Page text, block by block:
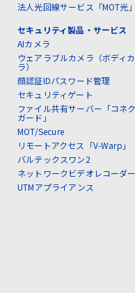
法人光回線サービス「MOT光」
セキュリティ製品・サービス
AIカメラ
ウェアラブルカメラ（ボディ
ラ）
顔認証IDパスワード管理
セキュリティゲート
ファイル共有サーバー「コネ
ガード」
MOT/Secure
リモートアクセス「V-Warp」
バルテックスワン2
ネットワークビデオレコーダー
UTMアプライアンス